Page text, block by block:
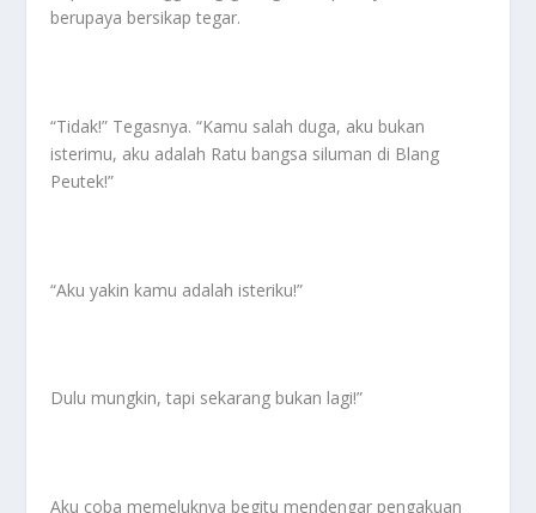
berupaya bersikap tegar.
“Tidak!” Tegasnya. “Kamu salah duga, aku bukan
isterimu, aku adalah Ratu bangsa siluman di Blang
Peutek!”
“Aku yakin kamu adalah isteriku!”
Dulu mungkin, tapi sekarang bukan lagi!”
Aku coba memeluknya begitu mendengar pengakuan